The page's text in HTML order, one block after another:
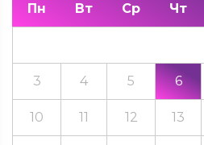
Пн Вт Ср Чт
3 4 5 6
10 11 12 13